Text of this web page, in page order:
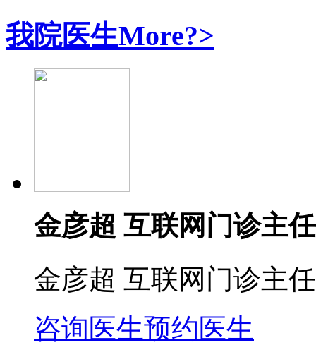
我院医生More?>
金彦超 互联网门诊主任
金彦超 互联网门诊主
咨询医生预约医生